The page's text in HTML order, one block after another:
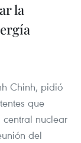
la
Chinh, pidió
que
nuclear
del